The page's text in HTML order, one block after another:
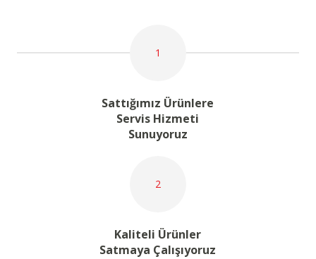
1
Sattığımız Ürünlere
Servis Hizmeti
Sunuyoruz
2
Kaliteli Ürünler
Satmaya Çalışıyoruz